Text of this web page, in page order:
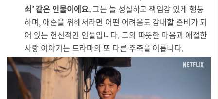
쇠’ 같은 인물이에요.그는 늘 성실하고 책임감 있게 행동
하며, 애순을 위해서라면 어떤 어려움도 감내할 준비가 되
어 있는 헌신적인 인물입니다. 그의 따뜻한 마음과 애절한
사랑 이야기는 드라마의 또 다른 주축을 이룹니다.